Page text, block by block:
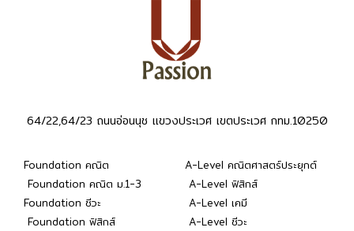
64/22,64/23 ถนนอ่อนนุช แขวงประเวศ เขตประเวศ กทม.10250
Foundation คณิต
Foundation คณิต ม.1-3
Foundation ชีวะ
Foundation ฟิสิกส์
A-Level คณิตศาสตร์ประยุกต์
A-Level ฟิสิกส์
A-Level เคมี
A-Level ชีวะ